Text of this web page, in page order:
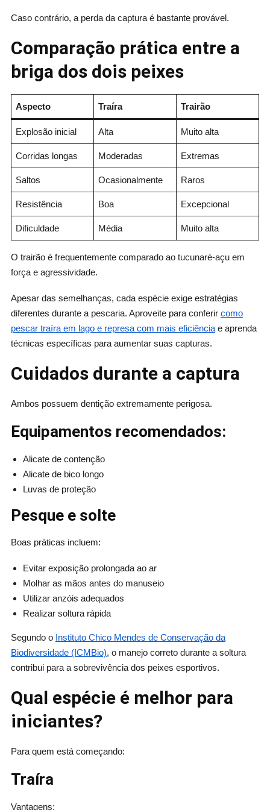
Caso contrário, a perda da captura é bastante provável.
Comparação prática entre a
briga dos dois peixes
Aspecto Traíra Trairão
Explosão inicial Alta Muito alta
Corridas longas Moderadas Extremas
Saltos Ocasionalmente Raros
Resistência Boa Excepcional
Dificuldade Média Muito alta
O trairão é frequentemente comparado ao tucunaré-açu em
força e agressividade.
Apesar das semelhanças, cada espécie exige estratégias
diferentes durante a pescaria. Aproveite para conferir como
pescar traíra em lago e represa com mais eficiênciae aprenda
técnicas específicas para aumentar suas capturas.
Cuidados durante a captura
Ambos possuem dentição extremamente perigosa.
Equipamentos recomendados:
Alicate de contenção
Alicate de bico longo
Luvas de proteção
Pesque e solte
Boas práticas incluem:
Evitar exposição prolongada ao ar
Molhar as mãos antes do manuseio
Utilizar anzóis adequados
Realizar soltura rápida
Segundo o Instituto Chico Mendes de Conservação da
Biodiversidade (ICMBio), o manejo correto durante a soltura
contribui para a sobrevivência dos peixes esportivos.
Qual espécie é melhor para
iniciantes?
Para quem está começando:
Traíra
Vantagens: